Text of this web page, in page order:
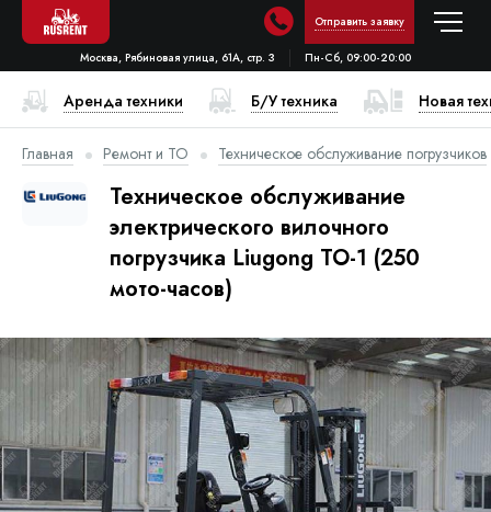
Отправить заявку
Москва, Рябиновая улица, 61А, стр. 3 Пн-Сб, 09:00-20:00
Аренда техники Б/У техника Новая
Главная Ремонт и ТО Техническое обслуживание погрузчиков
Техническое обслуживание
электрического вилочного
погрузчика Liugong ТО-1 (250
мото-часов)